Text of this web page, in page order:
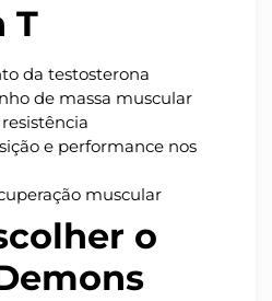
T
da testosterona
de massa muscular
e performance nos
muscular
o